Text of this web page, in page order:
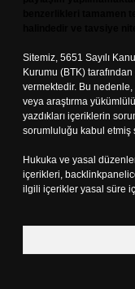
Sitemiz, 5651 Sayılı
Kurumu (BTK)
vermektedir. Bu
veya araştırma
yazdıkları içeriklerin
sorumluluğu kabul etmiş
Hukuka ve yasal
içerikleri,
ilgili içerikler yasal süre